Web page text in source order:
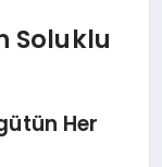
Soluklu
Her